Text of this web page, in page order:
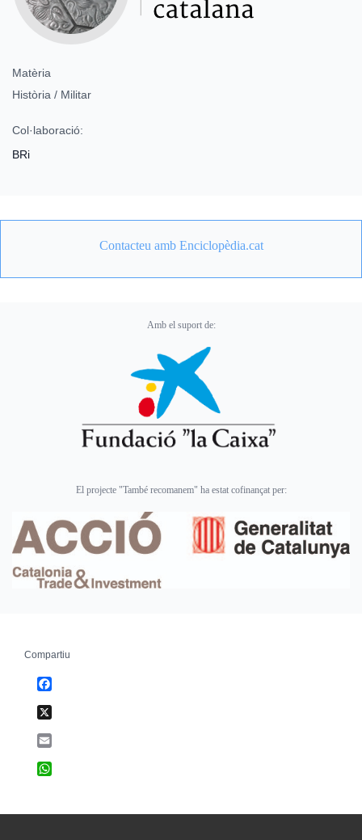
Matèria
Història / Militar
Col·laboració:
BRi
Contacteu amb Enciclopèdia.cat
Amb el suport de:
El projecte "També recomanem" ha estat cofinançat per:
Compartiu